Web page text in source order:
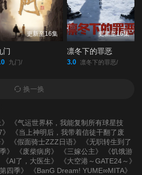
更新至16集
门
九门/
更新至16集
凛冬下的罪恶
3.0 凛冬下的罪恶/
换一换
《气运世界杯，我能复制所有球星技
《当上神明后，我带着信徒干翻了废
《假面骑士ZZZ日语》
《无职转生到了
》
《废柴病房》 《三嫁公主》
《饥饿游
《AI了，大医生》
《大空港～GATE24～》
四季》
《BanG Dream! YUME∞MITA》